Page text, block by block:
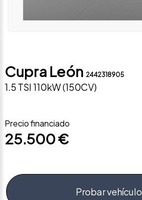
Cupra León 2442318905
1.5 TSI 110kW (150CV)
Precio financiado
25.500 €
Probar vehículo